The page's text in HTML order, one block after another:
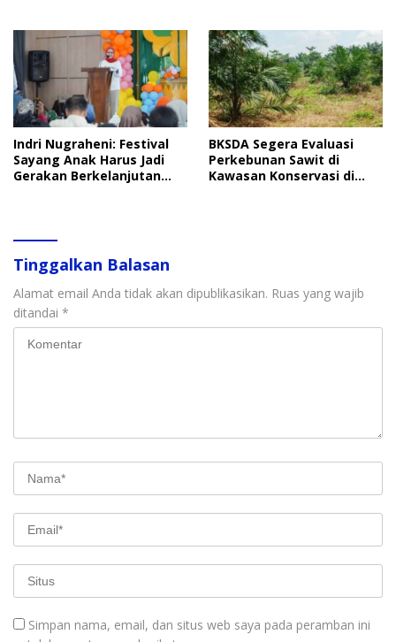
Indri Nugraheni: Festival
Sayang Anak Harus Jadi
Gerakan Berkelanjutan
BKSDA Segera Evaluasi
Perkebunan Sawit di
Kawasan Konservasi di
Tinggalkan Balasan
Alamat email Anda tidak akan dipublikasikan. Ruas yang wajib
ditandai *
Simpan nama, email, dan situs web saya pada peramban ini